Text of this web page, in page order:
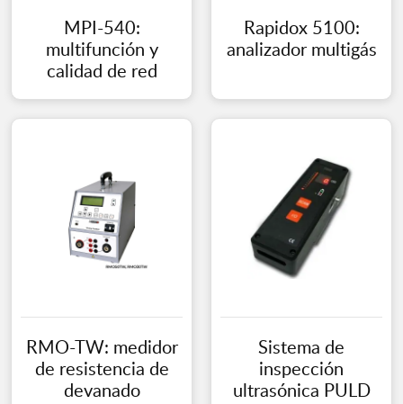
MPI-540:
multifunción y
calidad de red
Rapidox 5100:
analizador multigás
RMO-TW: medidor
de resistencia de
devanado
Sistema de
inspección
ultrasónica PULD